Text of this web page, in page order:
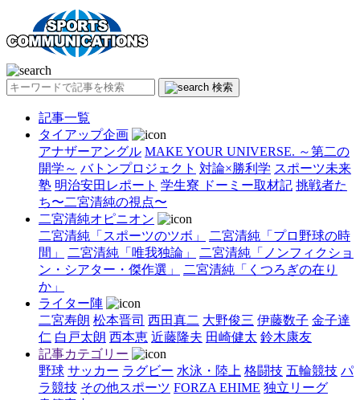
検索
記事一覧
タイアップ企画
アナザーアングル MAKE YOUR UNIVERSE. ～第二の
開学～ バトンプロジェクト 対論×勝利学 スポーツ未来
塾 明治安田レポート 学生寮 ドーミー取材記 挑戦者た
ち〜二宮清純の視点〜
二宮清純オピニオン
二宮清純「スポーツのツボ」
二宮清純「プロ野球の時
間」
二宮清純「唯我独論」
二宮清純「ノンフィクショ
ン・シアター・傑作選」
二宮清純「くつろぎの在り
か」
ライター陣
二宮寿朗 松本晋司 西田真二 大野俊三 伊藤数子 金子達
仁 白戸太朗 西本恵 近藤隆夫 田崎健太 鈴木康友
記事カテゴリー
野球 サッカー ラグビー 水泳・陸上 格闘技 五輪競技 パ
ラ競技 その他スポーツ FORZA EHIME 独立リーグ